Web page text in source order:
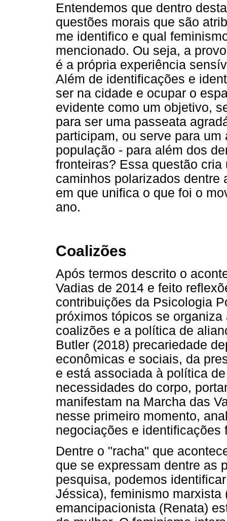
Entendemos que dentro
questões morais que são
me identifico e qual
mencionado. Ou seja, a
é a própria experiência
Além de identificações e
ser na cidade e ocupar o
evidente como um objetivo,
para ser uma passeata
participam, ou serve para
população - para além dos
fronteiras? Essa questão
caminhos polarizados dentre
em que unifica o que foi o
ano.
Coalizões
Após termos descrito o
Vadias de 2014 e feito
contribuições da Psicologia
próximos tópicos se
coalizões e a política de
Butler (2018) precariedade
econômicas e sociais, da
e está associada à política
necessidades do corpo,
manifestam na Marcha das
nesse primeiro momento,
negociações e identificações
Dentre o "racha" que
que se expressam dentre as
pesquisa, podemos
Jéssica), feminismo marxista
emancipacionista (Renata)